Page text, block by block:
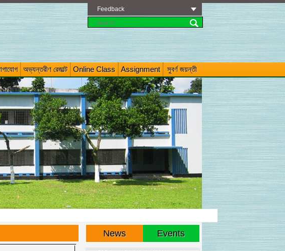
Feedback
অভ্যন্তরীণ রেজাল্ট Online Class Assignment সুবর্ণ জয়ন্তী
News Events